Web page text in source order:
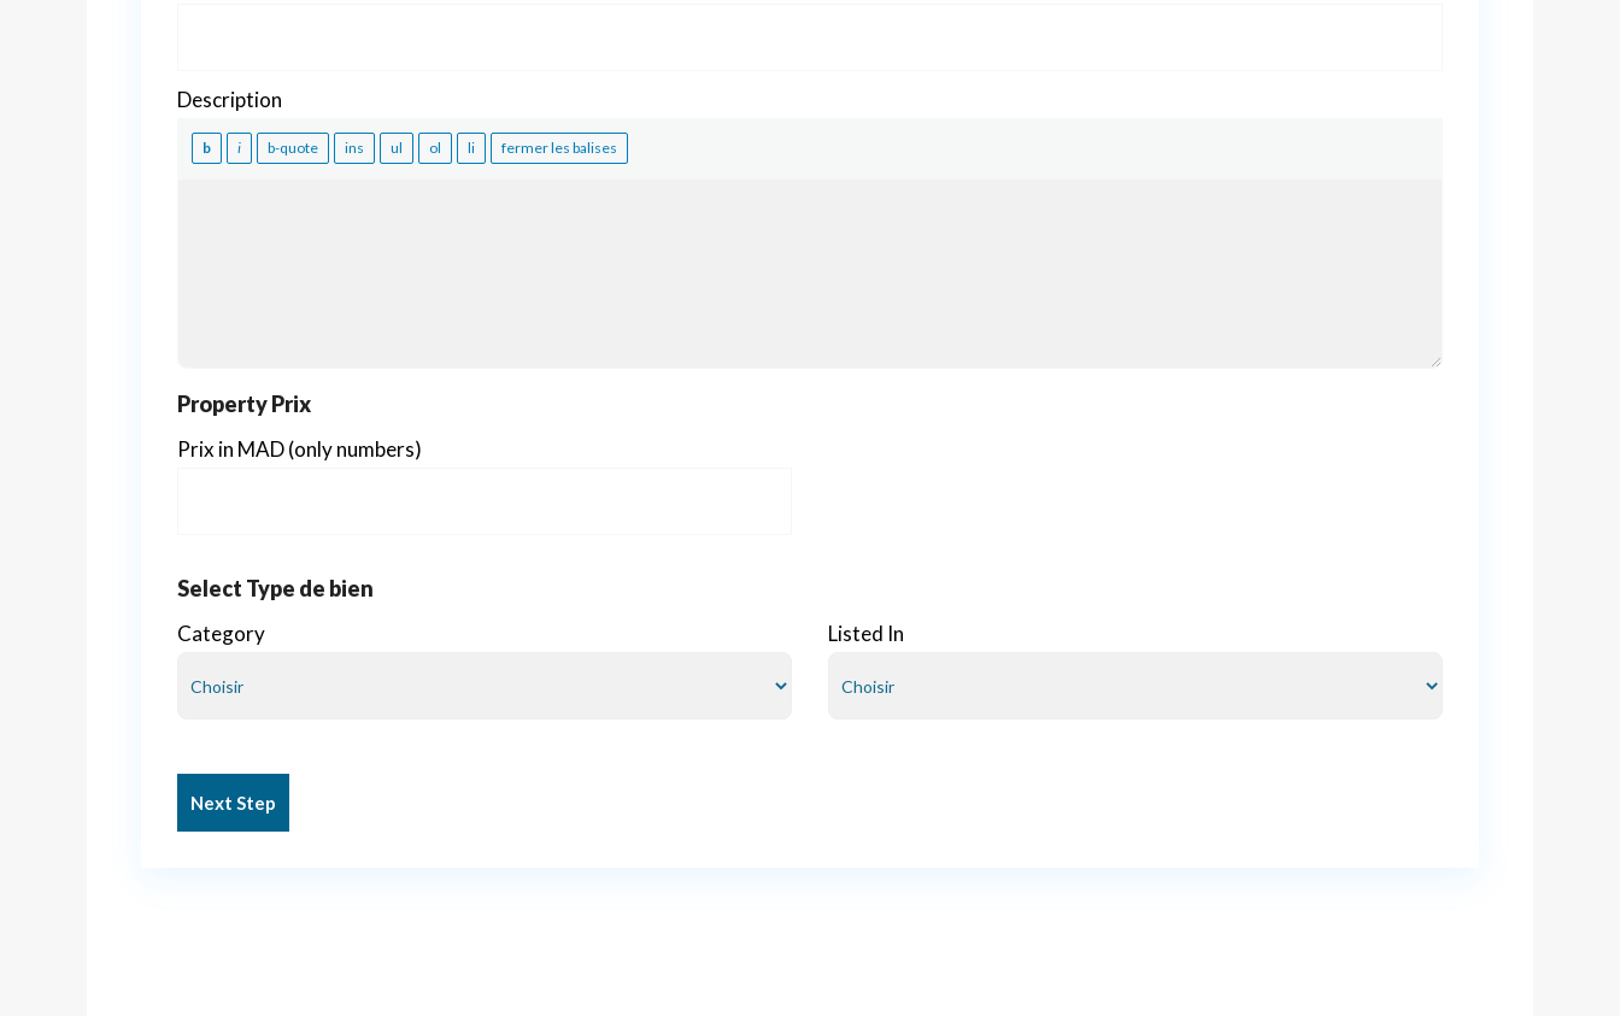
Description
Property Prix
Prix in MAD (only numbers)
Select Type de bien
Category Listed In
Next Step